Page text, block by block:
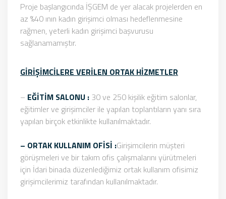
Proje başlangıcında İŞGEM de yer alacak projelerden en
az %40 ının kadın girişimci olması hedeflenmesine
rağmen, yeterli kadın girişimci başvurusu
sağlanamamıştır.
GİRİŞİMCİLERE VERİLEN ORTAK HİZMETLER
– EĞİTİM SALONU : 30 ve 250 kişilik eğitim salonlar,
eğitimler ve girişimciler ile yapılan toplantıların yanı sıra
yapılan birçok etkinlikte kullanılmaktadır.
– ORTAK KULLANIM OFİSİ :Girişimcilerin müşteri
görüşmeleri ve bir takım ofis çalışmalarını yürütmeleri
için İdari binada düzenlediğimiz ortak kullanım ofisimiz
girişimcilerimiz tarafından kullanılmaktadır.